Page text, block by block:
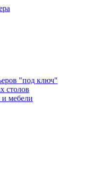
"под ключ"
столов
и мебели